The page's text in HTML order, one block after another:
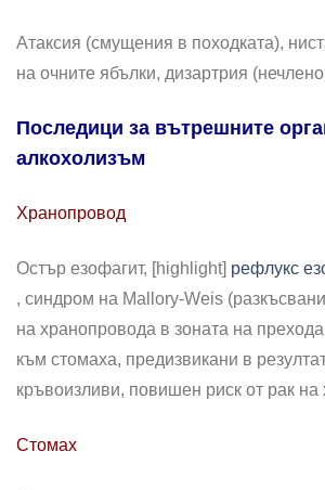
Атаксия (смущения в походката),
на очните ябълки, дизартрия
Последици за вътрешните
алкохолизъм
Хранопровод
Остър езофагит, [highlight] рефлукс
, синдром на Mallory-Weis
на хранопровода в зоната на
към стомаха, предизвикани в
кръвоизливи, повишен риск от рак на
Стомах